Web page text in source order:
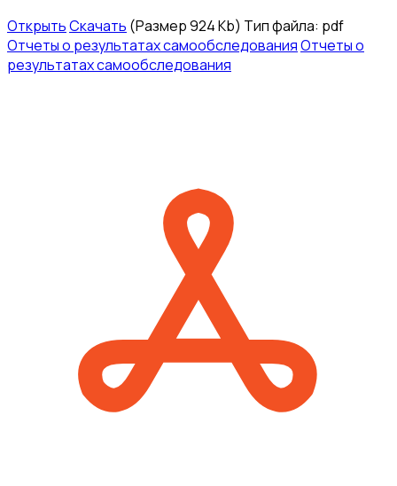
ОткрытьСкачать (Размер 924 Kb) Тип файла: pdf
Отчеты о результатах самообследованияОтчеты о
результатах самообследования